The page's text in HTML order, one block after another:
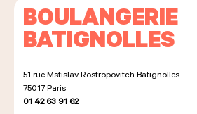
NOS PRODUITS
NOS BOULANGERIES
BOULANGERIE
BATIGNOLLES
51 rue Mstislav Rostropovitch Batignolles
75017Paris
01 42 63 91 62